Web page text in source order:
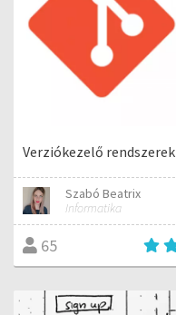
Verziókezelő rendszerek
Szabó Beatrix
Informatika
65